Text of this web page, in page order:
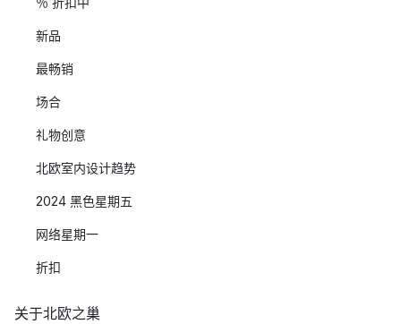
新品
最畅销
场合
礼物创意
北欧室内设计趋势
2024 黑色星期五
网络星期一
折扣
关于北欧之巢